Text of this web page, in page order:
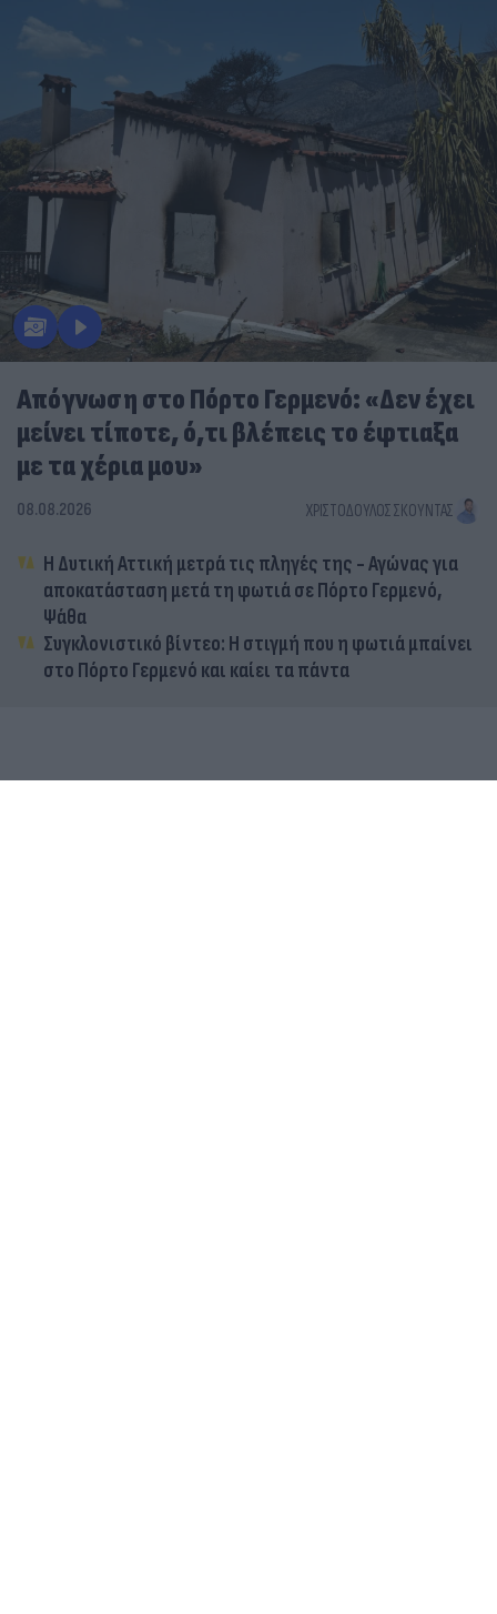
Απόγνωση στο Πόρτο Γερμενό: «Δεν έχει
μείνει τίποτε, ό,τι βλέπεις το έφτιαξα
με τα χέρια μου»
08.08.2026 ΧΡΙΣΤΌΔΟΥΛΟΣ ΣΚΟΎΝΤΑΣ
Η Δυτική Αττική μετρά τις πληγές της - Αγώνας για
αποκατάσταση μετά τη φωτιά σε Πόρτο Γερμενό,
Ψάθα
Συγκλονιστικό βίντεο: Η στιγμή που η φωτιά μπαίνει
στο Πόρτο Γερμενό και καίει τα πάντα